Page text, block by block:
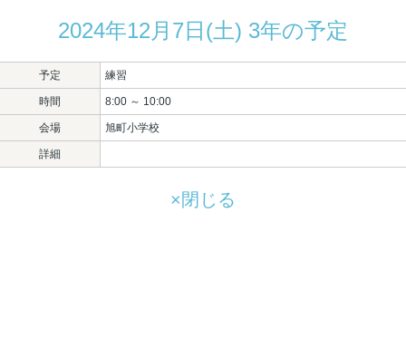
2024年12月7日(土) 3年の予定
予定 練習
時間 8:00 ～ 10:00
会場 旭町小学校
詳細
×閉じる